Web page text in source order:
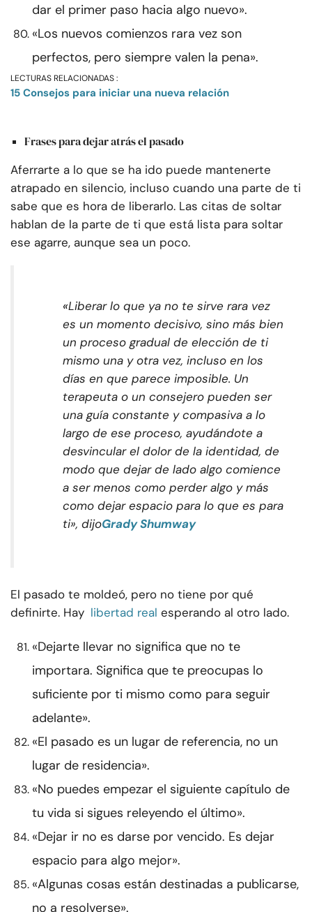
dar el primer paso hacia algo nuevo».
«Los nuevos comienzos rara vez son
perfectos, pero siempre valen la pena».
LECTURAS RELACIONADAS :
15 Consejos para iniciar una nueva relación
Frases para dejar atrás el pasado
Aferrarte a lo que se ha ido puede mantenerte
atrapado en silencio, incluso cuando una parte de ti
sabe que es hora de liberarlo. Las citas de soltar
hablan de la parte de ti que está lista para soltar
ese agarre, aunque sea un poco.
«Liberar lo que ya no te sirve rara vez
es un momento decisivo, sino más bien
un proceso gradual de elección de ti
mismo una y otra vez, incluso en los
días en que parece imposible. Un
terapeuta o un consejero pueden ser
una guía constante y compasiva a lo
largo de ese proceso, ayudándote a
desvincular el dolor de la identidad, de
modo que dejar de lado algo comience
a ser menos como perder algo y más
como dejar espacio para lo que es para
ti», dijoGrady Shumway
El pasado te moldeó, pero no tiene por qué
definirte. Hay libertad real esperando al otro lado.
«Dejarte llevar no significa que no te
importara. Significa que te preocupas lo
suficiente por ti mismo como para seguir
adelante».
«El pasado es un lugar de referencia, no un
lugar de residencia».
«No puedes empezar el siguiente capítulo de
tu vida si sigues releyendo el último».
«Dejar ir no es darse por vencido. Es dejar
espacio para algo mejor».
«Algunas cosas están destinadas a publicarse,
no a resolverse».